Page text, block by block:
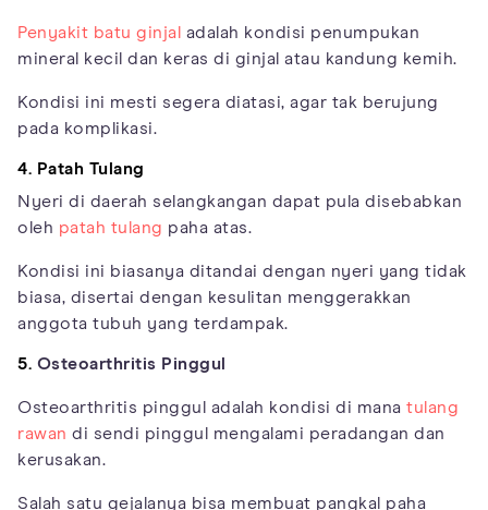
Penyakit batu ginjal
adalah kondisi penumpukan
mineral kecil dan keras di ginjal atau kandung kemih.
Kondisi ini mesti segera diatasi, agar tak berujung
pada komplikasi.
4. Patah Tulang
Nyeri di daerah selangkangan dapat pula disebabkan
oleh patah tulang paha atas.
Kondisi ini biasanya ditandai dengan nyeri yang tidak
biasa, disertai dengan kesulitan menggerakkan
anggota tubuh yang terdampak.
5. Osteoarthritis Pinggul
Osteoarthritis pinggul adalah kondisi di mana tulang
rawan di sendi pinggul mengalami peradangan dan
kerusakan.
Salah satu gejalanya bisa membuat pangkal paha